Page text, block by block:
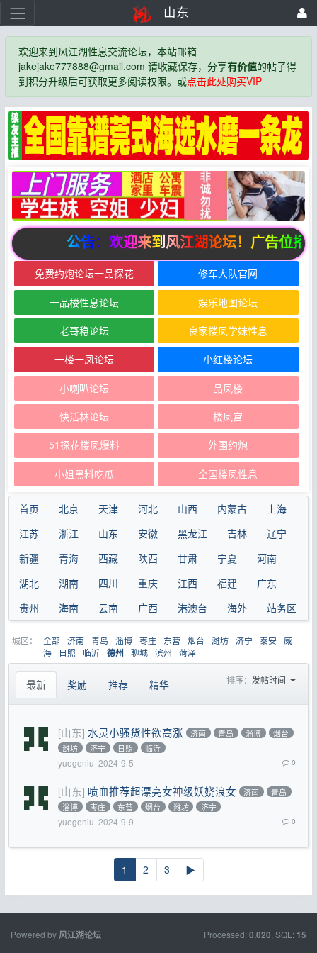
山东
欢迎来到风江湖性息交流论坛，本站邮箱
jakejake777888@gmail.com 请收藏保存，分享有价值的帖子得
到积分升级后可获取更多阅读权限。或点击此处购买VIP
公告：欢迎来到风江湖论坛！广告位招
免费约炮论坛一品探花 修车大队官网
一品楼性息论坛 娱乐地图论坛
老哥稳论坛 良家楼凤学妹性息
一楼一凤论坛 小红楼论坛
小喇叭论坛 品凤楼
快活林论坛 楼凤宫
51探花楼凤爆料 外围约炮
小姐黑料吃瓜 全国楼凤性息
首页 北京 天津 河北 山西 内蒙古
上海
江苏
浙江 山东 安徽 黑龙江 吉林
辽宁
新疆
青海 西藏 陕西 甘肃 宁夏
河南
湖北
湖南 四川 重庆 江西 福建
广东
贵州
海南 云南 广西 港澳台 海外 站务区
城区： 全部 济南 青岛 淄博 枣庄 东营 烟台 潍坊 济宁 泰安
威
海
日照 临沂 德州 聊城 滨州 菏泽
最新 奖励 推荐 精华 排序： 发帖时间
[山东] 水灵小骚货性欲高涨 济南 青岛 淄博
烟台
潍坊
济宁 日照 临沂
yuegeniu 2024-9-5 0
[山东] 喷血推荐超漂亮女神级妖娆浪女 济南
青岛
淄博
枣庄 东营 烟台 潍坊 济宁
yuegeniu 2024-9-9 0
1 2 3 ▶
Powered by 风江湖论坛 Processed: 0.020 , SQL: 15